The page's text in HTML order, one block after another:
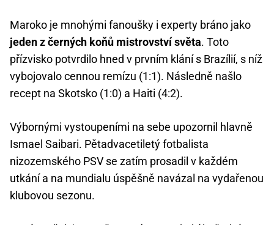
Maroko je mnohými fanoušky i experty bráno jako
jeden z černých koňů mistrovství světa. Toto
přízvisko potvrdilo hned v prvním klání s Brazílií, s níž
vybojovalo cennou remízu (1:1). Následně našlo
recept na Skotsko (1:0) a Haiti (4:2).
Výbornými vystoupeními na sebe upozornil hlavně
Ismael Saibari. Pětadvacetiletý fotbalista
nizozemského PSV se zatím prosadil v každém
utkání a na mundialu úspěšně navázal na vydařenou
klubovou sezonu.